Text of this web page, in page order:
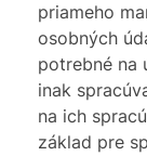
priameho
osobných
potrebné na
inak
na ich
základ pre